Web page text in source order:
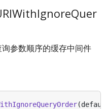
参数顺序的缓存中间件
(